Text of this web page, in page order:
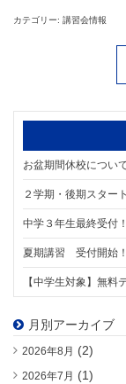
カテゴリー: 講習会情報
お盆期間休校につい
２学期・後期スター
夏期講習 受付開始
【中学生対象】無料
月別アーカイブ
2026年8月 (2)
2026年7月 (1)